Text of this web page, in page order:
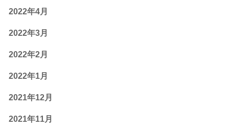
2022年4月
2022年3月
2022年2月
2022年1月
2021年12月
2021年11月